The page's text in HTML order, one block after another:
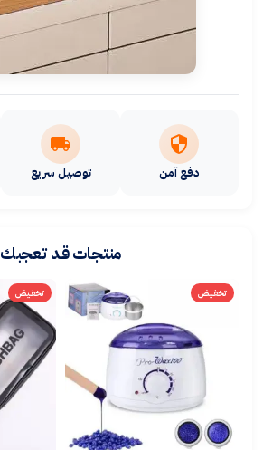
دفع آمن توصيل سريع
منتجات قد تعجبك
تخفيض تخفيض